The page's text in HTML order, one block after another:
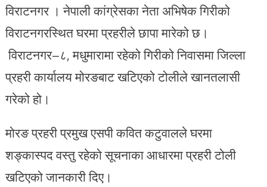
विराटनगर । नेपाली कांग्रेसका नेता अभिषेक गिरीको
विराटनगरस्थित घरमा प्रहरीले छापा मारेको छ।
विराटनगर–८, मधुमारामा रहेको गिरीको निवासमा जिल्ला
प्रहरी कार्यालय मोरङबाट खटिएको टोलीले खानतलासी
गरेको हो।
मोरङ प्रहरी प्रमुख एसपी कवित कटुवालले घरमा
शङ्कास्पद वस्तु रहेको सूचनाका आधारमा प्रहरी टोली
खटिएको जानकारी दिए।